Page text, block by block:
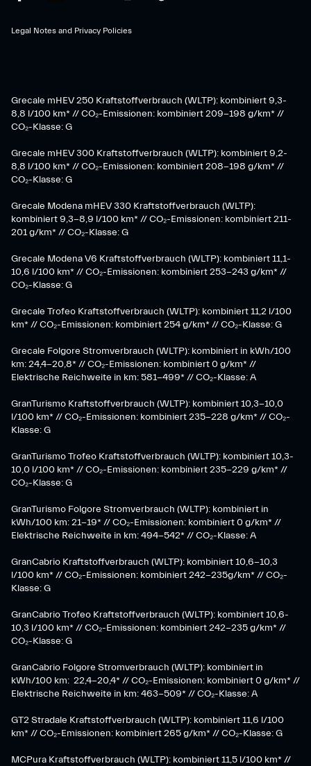
Legal Notes and Privacy Policies
Grecale mHEV 250 Kraftstoffverbrauch (WLTP): kombiniert 9,3-
8,8 l/100 km* // CO₂-Emissionen: kombiniert 209-198 g/km* ​//
CO₂-Klasse: G
Grecale mHEV 300 Kraftstoffverbrauch (WLTP): kombiniert 9,2-
8,8 l/100 km* // CO₂-Emissionen: kombiniert 208-198 g/km* //
CO₂-Klasse: G
Grecale Modena mHEV 330 Kraftstoffverbrauch (WLTP):
kombiniert 9,3-8,9 l/100 km* // CO₂-Emissionen: kombiniert 211-
201 g/km* // CO₂-Klasse: G
Grecale Modena V6 Kraftstoffverbrauch (WLTP): kombiniert 11,1-
10,6 l/100 km* // CO₂-Emissionen: kombiniert 253-243 g/km* //
CO₂-Klasse: G
Grecale Trofeo Kraftstoffverbrauch (WLTP): kombiniert 11,2 l/100
km* // CO₂-Emissionen: kombiniert 254 g/km* // CO₂-Klasse: G
Grecale Folgore Stromverbrauch (WLTP): kombiniert in kWh/100
km: 24,4-20,8* // CO₂-Emissionen: kombiniert 0 g/km* //
Elektrische Reichweite in km: 581-499* // CO₂-Klasse: A
GranTurismo Kraftstoffverbrauch (WLTP): kombiniert 10,3-10,0
l/100 km* // CO₂-Emissionen: kombiniert 235-228 g/km* // CO₂-
Klasse: G
GranTurismo Trofeo Kraftstoffverbrauch (WLTP): kombiniert 10,3-
10,0 l/100 km* // CO₂-Emissionen: kombiniert 235-229 g/km* //
CO₂-Klasse: G
GranTurismo Folgore Stromverbrauch (WLTP): kombiniert in
kWh/100 km: 21-19* // CO₂-Emissionen: kombiniert 0 g/km* //
Elektrische Reichweite in km: 494-542* // CO₂-Klasse: A
GranCabrio Kraftstoffverbrauch (WLTP): kombiniert 10,6-10,3
l/100 km* // CO₂-Emissionen: kombiniert 242-235g/km* // CO₂-
Klasse: G
GranCabrio Trofeo Kraftstoffverbrauch (WLTP): kombiniert 10,6-
10,3 l/100 km* // CO₂-Emissionen: kombiniert 242-235 g/km* //
CO₂-Klasse: G
GranCabrio Folgore Stromverbrauch (WLTP): kombiniert in
kWh/100 km: 22,4-20,4* // CO₂-Emissionen: kombiniert 0 g/km* //
Elektrische Reichweite in km: 463-509* // CO₂-Klasse: A
GT2 Stradale Kraftstoffverbrauch (WLTP): kombiniert 11,6 l/100
km* // CO₂-Emissionen: kombiniert 265 g/km* // CO₂-Klasse: G
MCPura Kraftstoffverbrauch (WLTP): kombiniert 11,5 l/100 km* //